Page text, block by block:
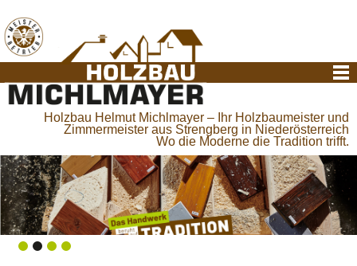
Holzbau Helmut Michlmayer – Ihr Holzbaumeister und
Zimmermeister aus Strengberg in Niederösterreich
Wo die Moderne die Tradition trifft.